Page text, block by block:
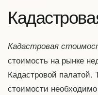
Кадастровая
стоимость на рынке
Кадастровой палатой.
стоимости